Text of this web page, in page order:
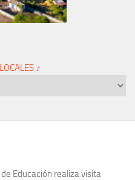
♪
Educación realiza visita